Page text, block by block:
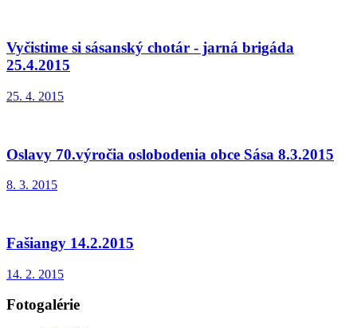
Vyčistime si sásanský chotár - jarná brigáda
25.4.2015
25. 4. 2015
Oslavy 70.výročia oslobodenia obce Sása 8.3.2015
8. 3. 2015
Fašiangy 14.2.2015
14. 2. 2015
Fotogalérie